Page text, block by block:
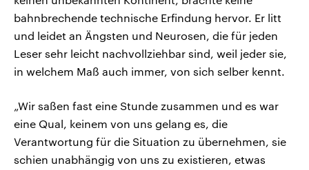
bahnbrechende technische Erfindung hervor. Er litt
und leidet an Ängsten und Neurosen, die für jeden
Leser sehr leicht nachvollziehbar sind, weil jeder sie,
in welchem Maß auch immer, von sich selber kennt.
„Wir saßen fast eine Stunde zusammen und es war
eine Qual, keinem von uns gelang es, die
Verantwortung für die Situation zu übernehmen, sie
schien unabhängig von uns zu existieren, etwas